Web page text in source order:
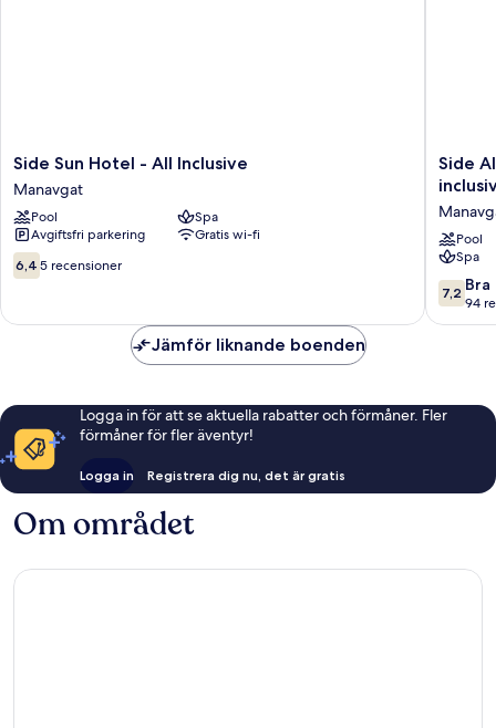
Side
Sun
Hotel
-
All
Inclusive
Manavgat
Side Sun Hotel - All Inclusive
Manavgat
Pool
Spa
Avgiftsfri parkering
Gratis wi-fi
6.4
av
5 recensioner
6,4 5 recensioner
Side
Alegria
&
Spa
-
Adults
Only
-
Side
Pool
Spa
7.2
av
10,
7,2 Bra
94
Jämför liknande boenden
Logga in för att se aktuella rabatter och förmåner. Fler
förmåner för fler äventyr!
Logga in Registrera dig nu, det är gratis
Om området